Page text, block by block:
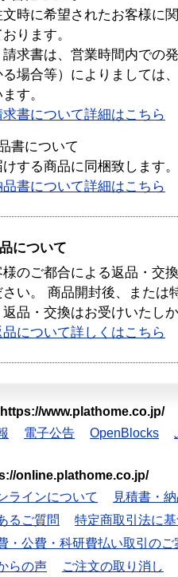
文時に希望されたお客様に
ります。
請求書は、営業時間内での
る場合等）によりましては
す。
求書について詳細はこちら
書について
けする商品に同梱致します。
品書について詳細はこちら
について
様のご都合による返品・交
さい。 商品開封後、または
返品・交換はお受けいたし
品について詳しくはこちら
https://www.plathome.co.jp/
電子公告 OpenBlocks
online.plathome.co.jp/
ラインについて
見積書・
るご質問
特定商取引法に
・公費・科研費払い取引のご
らの声 ご注文の取り消し